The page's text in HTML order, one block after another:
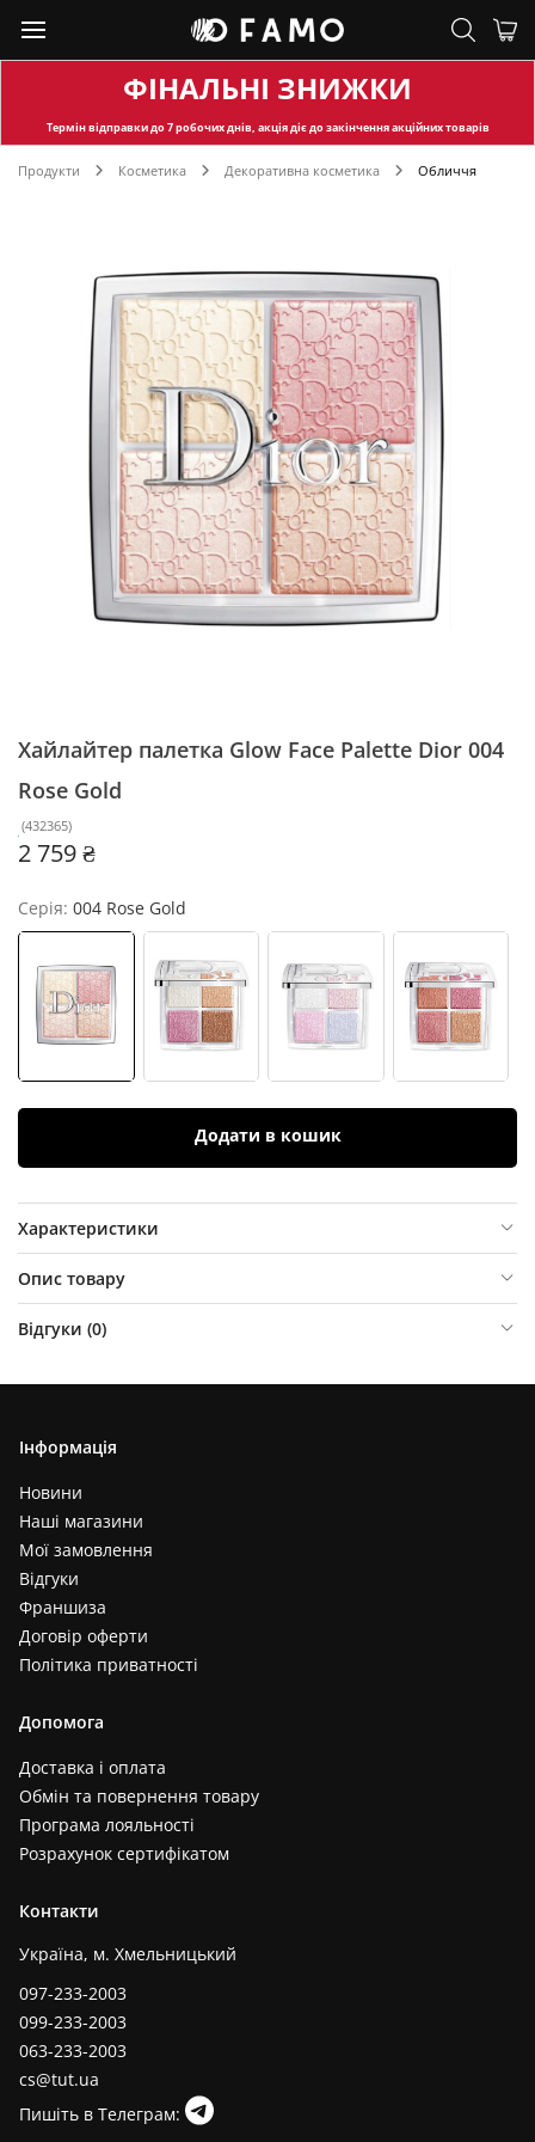
ФІНАЛЬНІ ЗНИЖКИ
Термін відправкидо 7 робочих днів, акція діє до закінчення акційних товарів
Продукти Косметика Декоративна косметика Обличчя
Хайлайтер палетка Glow Face Palette Dior 004
Rose Gold
(432365)
2 759 ₴
Серія: 004 Rose Gold
Додати в кошик
Характеристики
Опис товару
Відгуки (0)
Інформація
Новини
Наші магазини
Мої замовлення
Відгуки
Франшиза
Договір оферти
Політика приватності
Допомога
Доставка і оплата
Обмін та повернення товару
Програма лояльності
Розрахунок сертифікатом
Контакти
Україна, м. Хмельницький
097-233-2003
099-233-2003
063-233-2003
cs@tut.ua
Пишіть в Телеграм: